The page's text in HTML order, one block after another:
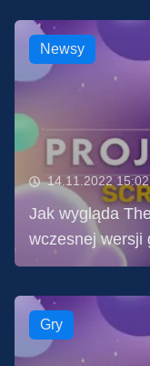
Newsy
14.11.2022 15:02
Jak wygląda
wczesnej wersji
Gry